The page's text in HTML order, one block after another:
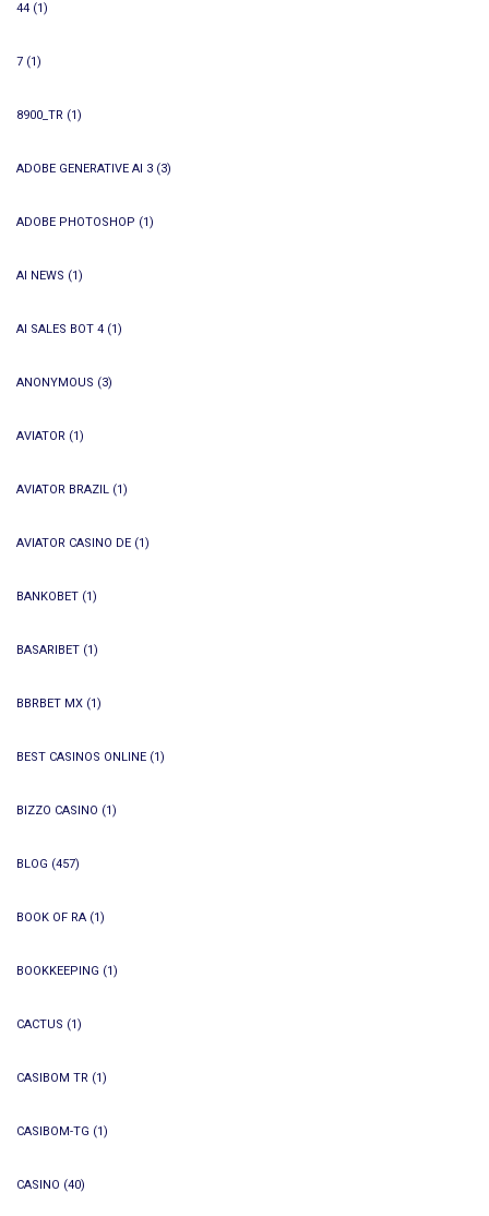
44 (1)
7 (1)
8900_TR (1)
ADOBE GENERATIVE AI 3 (3)
ADOBE PHOTOSHOP (1)
AI NEWS (1)
AI SALES BOT 4 (1)
ANONYMOUS (3)
AVIATOR (1)
AVIATOR BRAZIL (1)
AVIATOR CASINO DE (1)
BANKOBET (1)
BASARIBET (1)
BBRBET MX (1)
BEST CASINOS ONLINE (1)
BIZZO CASINO (1)
BLOG (457)
BOOK OF RA (1)
BOOKKEEPING (1)
CACTUS (1)
CASIBOM TR (1)
CASIBOM-TG (1)
CASINO (40)